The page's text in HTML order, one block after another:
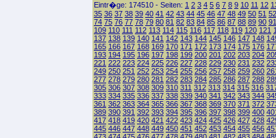
Eintr�ge: 174510 - Seiten: 1 2 3 4 5 6 7 8 9 10 11 12
35 36 37 38 39 40 41 42 43 44 45 46 47 48 49 50 51 52
74 75 76 77 78 79 80 81 82 83 84 85 86 87 88 89 90 91
109 110 111 112 113 114 115 116 117 118 119 120 121
137 138 139 140 141 142 143 144 145 146 147 148
165 166 167 168 169 170 171 172 173 174 175 176
193 194 195 196 197 198 199 200 201 202 203 204
221 222 223 224 225 226 227 228 229 230 231 232
249 250 251 252 253 254 255 256 257 258 259 260
277 278 279 280 281 282 283 284 285 286 287 288
305 306 307 308 309 310 311 312 313 314 315 316
333 334 335 336 337 338 339 340 341 342 343 344
361 362 363 364 365 366 367 368 369 370 371 372
389 390 391 392 393 394 395 396 397 398 399 400
417 418 419 420 421 422 423 424 425 426 427 428
445 446 447 448 449 450 451 452 453 454 455 456